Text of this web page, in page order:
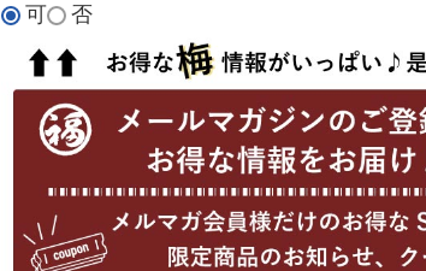
可 否